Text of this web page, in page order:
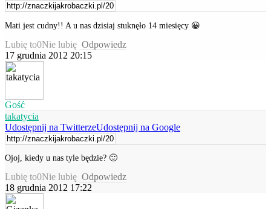
Mati jest cudny!! A u nas dzisiaj stuknęło 14 miesięcy 😀
Lubię to0Nie lubię Odpowiedz
17 grudnia 2012 20:15
Gość
takatycia
Udostępnij na TwitterzeUdostępnij na Google
Ojoj, kiedy u nas tyle będzie? 🙂
Lubię to0Nie lubię Odpowiedz
18 grudnia 2012 17:22